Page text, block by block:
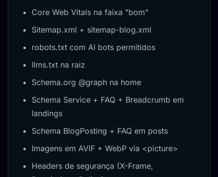
Core Web Vitals na faixa "bom"
Sitemap.xml + sitemap-blog.xml
robots.txt com AI bots permitidos
llms.txt na raiz
Schema.org @graph na home
Schema Service + FAQ + Breadcrumb em
landings
Schema BlogPosting + FAQ em posts
Imagens em AVIF + WebP via <picture>
Headers de segurança (X-Frame,